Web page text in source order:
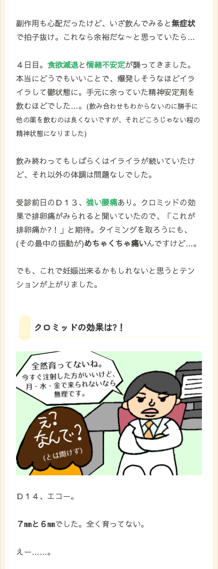
副作用も心配だったけど、いざ飲んでみると無症状
で拍子抜け。これなら余裕だな～と思っていたら…
４日目。 食欲減退と情緒不安定が襲ってきました。
本当にどうでもいいことで、爆発しそうなほどイラ
イラして鬱状態に。手元に余っていた精神安定剤を
飲むほどでした…。 (飲み合わせもわからないのに勝手に
他の薬を飲むのは良くないですが、それどころじゃない程の
精神状態になりました)
飲み終わってもしばらくはイライラが続いていたけ
ど、それ以外の体調は問題なしでした。
受診前日のＤ１３、 強い腰痛あり。クロミッドの効
果で排卵痛がみられると聞いていたので、「これが
排卵痛か?！」と期待。タイミングを取ろうにも、
(その最中の振動が)めちゃくちゃ痛いんですけど…。
でも、これで妊娠出来るかもしれないと思うとテン
ションが上がりました。
クロミッドの効果は?！
Ｄ１４、エコー。
７㎜と６㎜でした。全く育ってない。
えー……。